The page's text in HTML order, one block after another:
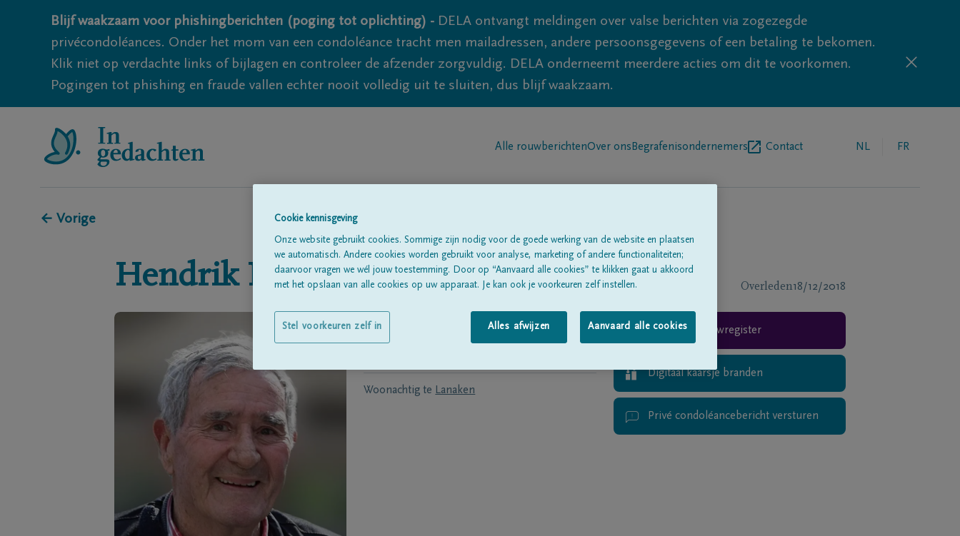
Blijf waakzaam voor phishingberichten (poging tot oplichting) - DELA ontvangt meldingen over valse berichten via zogezegde
privécondoléances. Onder het mom van een condoléance tracht men mailadressen, andere persoonsgegevens of een betaling te bekomen.
Klik niet op verdachte links of bijlagen en controleer de afzender zorgvuldig. DELA onderneemt meerdere acties om dit te voorkomen.
Pogingen tot phishing en fraude vallen echter nooit volledig uit te sluiten, dus blijf waakzaam.
Alle rouwberichtenOver ons Begrafenisondernemers Contact NL FR
← Vorige
Hendrik Nijs Overleden18/12/2018
Geboren te 12/12/1932
Woonachtig te Lanaken
Rouwregister
Digitaal kaarsje branden
Privé condoléancebericht versturen
Cookie kennisgeving
Onze website gebruikt cookies. Sommige zijn nodig voor de goede werking van de website en plaatsen
we automatisch. Andere cookies worden gebruikt voor analyse, marketing of andere functionaliteiten;
daarvoor vragen we wél jouw toestemming. Door op “Aanvaard alle cookies” te klikken gaat u akkoord
met het opslaan van alle cookies op uw apparaat. Je kan ook je voorkeuren zelf instellen.
Alles afwijzen Aanvaard alle cookies
Stel voorkeuren zelf in